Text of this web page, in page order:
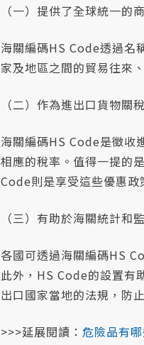
（一）提供了全球統一的
海關編碼HS Code透過名
家及地區之間的貿易往來
（二）作為進出口貨物關
海關編碼HS Code是徵收
相應的稅率。值得一提的
Code則是享受這些優惠政
（三）有助於海關統計和
各國可透過海關編碼HS
此外，HS Code的設置有
出口國家當地的法規，防
>>>延展閱讀： 危險品有